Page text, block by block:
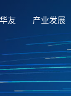
友 产业发展